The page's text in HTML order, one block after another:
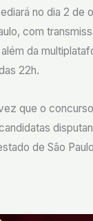
no dia 2 de
com
da
22h.
que o
de São